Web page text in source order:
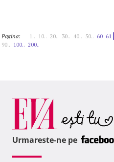
Pagina: 1.. 10.. 20.. 30.. 40.. 50.. 60 61
90.. 100.. 200..
Urmareste-ne pe